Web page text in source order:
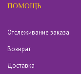
ПОМОЩЬ
Отслеживание заказа
Возврат
Доставка